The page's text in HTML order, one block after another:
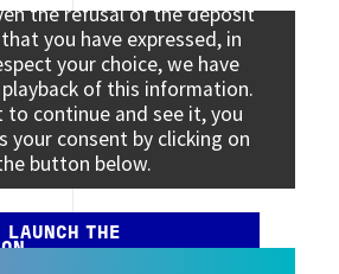
the refusal of the deposit
you have expressed, in
your choice, we have
of this information.
to continue and see it, you
your consent by clicking on
button below.
LAUNCH THE